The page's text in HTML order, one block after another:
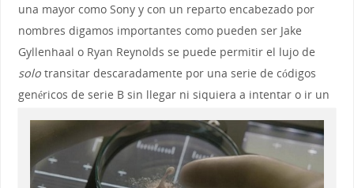
una mayor como Sony y con un reparto encabezado por
nombres digamos importantes como pueden ser Jake
Gyllenhaal o Ryan Reynolds se puede permitir el lujo de
solotransitar descaradamente por una serie de códigos
genéricos de serie Bsin llegar ni siquiera a intentar o ir un